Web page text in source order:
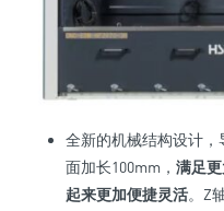
全新的机械结构设计，
面加长100mm， 满足
起来更加便捷灵活。Z